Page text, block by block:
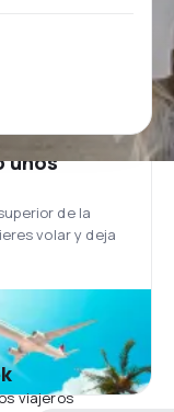
unos
de la
volar y deja
viajeros